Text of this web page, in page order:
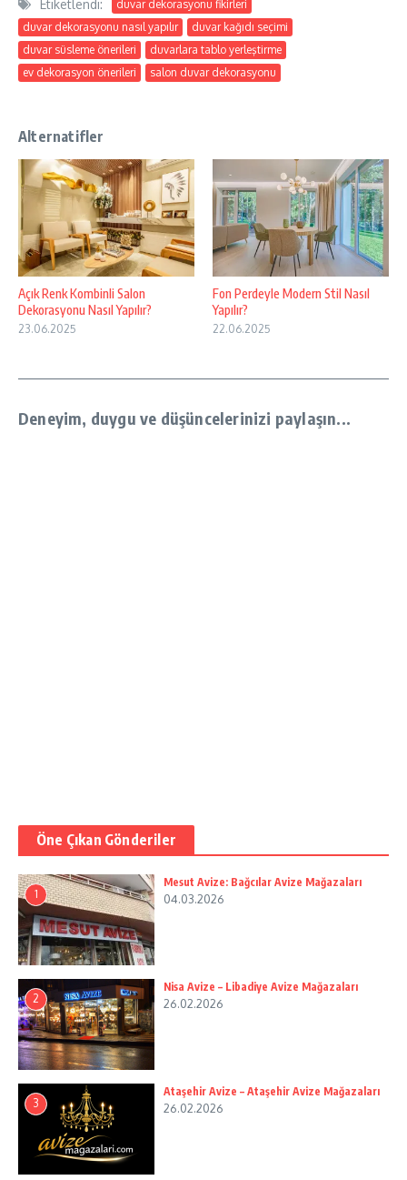
Etiketlendi:
duvar dekorasyonu fikirleri
duvar dekorasyonu nasıl yapılır
duvar kağıdı seçimi
duvar süsleme önerileri
duvarlara tablo yerleştirme
ev dekorasyon önerileri
salon duvar dekorasyonu
Alternatifler
Açık Renk Kombinli Salon
Dekorasyonu Nasıl Yapılır?
23.06.2025
Fon Perdeyle Modern Stil Nasıl
Yapılır?
22.06.2025
Deneyim, duygu ve düşüncelerinizi paylaşın...
Öne Çıkan Gönderiler
1
Mesut Avize: Bağcılar Avize Mağazaları
04.03.2026
2
Nisa Avize – Libadiye Avize Mağazaları
26.02.2026
3
Ataşehir Avize – Ataşehir Avize Mağazaları
26.02.2026